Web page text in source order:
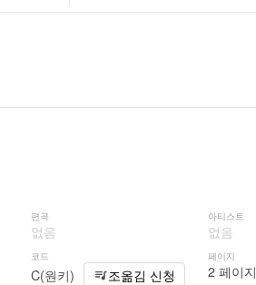
편곡
없음
코드
C(원키) 조옮김 신청
아티스트
없음
페이지
2 페이지